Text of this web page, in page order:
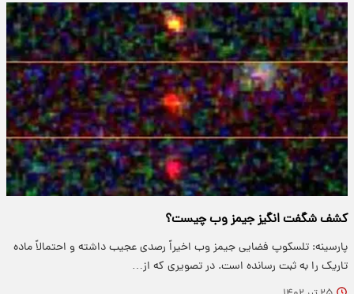
کشف شگفت‌ انگیز جیمز وب چیست؟
پارسینه: تلسکوپ فضایی جیمز وب اخیراً رصدی عجیب داشته و احتمالاً ماده
تاریک را به ثبت رسانده است. در تصویری که از…